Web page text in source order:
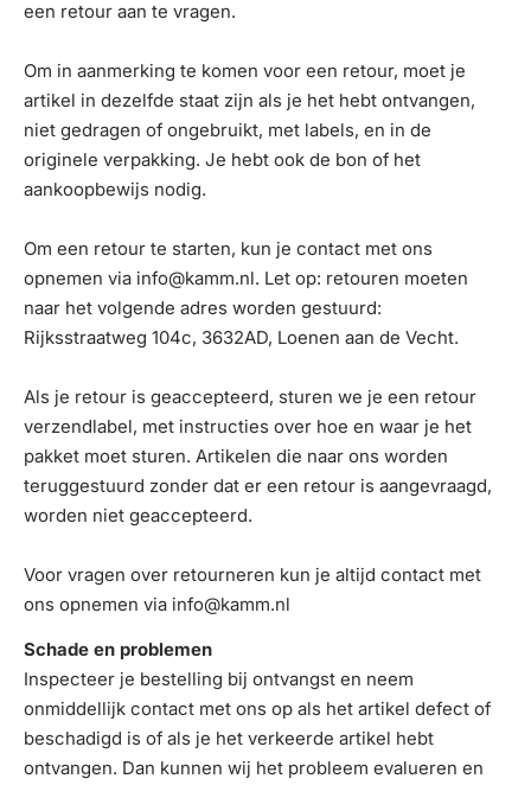
een retour aan te vragen.
Om in aanmerking te komen voor een retour, moet je
artikel in dezelfde staat zijn als je het hebt ontvangen,
niet gedragen of ongebruikt, met labels, en in de
originele verpakking. Je hebt ook de bon of het
aankoopbewijs nodig.
Om een retour te starten, kun je contact met ons
opnemen via info@kamm.nl. Let op: retouren moeten
naar het volgende adres worden gestuurd:
Rijksstraatweg 104c, 3632AD, Loenen aan de Vecht.
Als je retour is geaccepteerd, sturen we je een retour
verzendlabel, met instructies over hoe en waar je het
pakket moet sturen. Artikelen die naar ons worden
teruggestuurd zonder dat er een retour is aangevraagd,
worden niet geaccepteerd.
Voor vragen over retourneren kun je altijd contact met
ons opnemen via info@kamm.nl
Schade en problemen
Inspecteer je bestelling bij ontvangst en neem
onmiddellijk contact met ons op als het artikel defect of
beschadigd is of als je het verkeerde artikel hebt
ontvangen. Dan kunnen wij het probleem evalueren en